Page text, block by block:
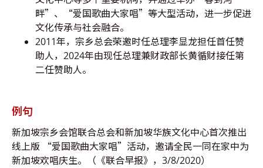
畔”、“爱国歌曲大家唱”等大型活动，进一步促进
文化传承与社会融合。
2011年，宗乡总会荣邀时任总理李显龙担任首任赞
助人，2024年由现任总理兼财政部长黄循财接任第
二任赞助人。
例句
新加坡宗乡会馆联合总会和新加坡华族文化中心首次推出
线上版 “爱国歌曲大家唱”活动，邀请全民一同在家中为
新加坡欢唱庆生。（《联合早报》，3/8/2020）